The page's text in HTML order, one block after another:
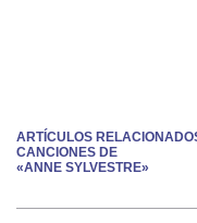
ARTÍCULOS
CANCIONES DE
«ANNE SYLVESTRE»